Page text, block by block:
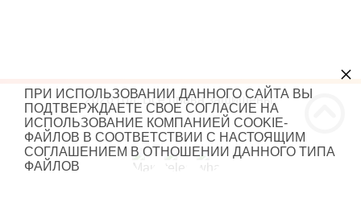
2026 год. Все права защищены.
ПРИ ИСПОЛЬЗОВАНИИ ДАННОГО САЙТА ВЫ
ПОДТВЕРЖДАЕТЕ СВОЕ СОГЛАСИЕ НА
ИСПОЛЬЗОВАНИЕ КОМПАНИЕЙ COOKIE-
ФАЙЛОВ В СООТВЕТСТВИИ С НАСТОЯЩИМ
СОГЛАШЕНИЕМ В ОТНОШЕНИИ ДАННОГО ТИПА
ФАЙЛОВ
×